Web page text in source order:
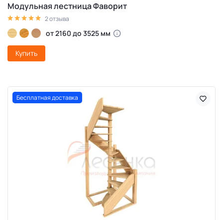
Модульная лестница Фаворит
2 отзыва
от 2160 до 3525 мм
Купить
Бесплатная доставка